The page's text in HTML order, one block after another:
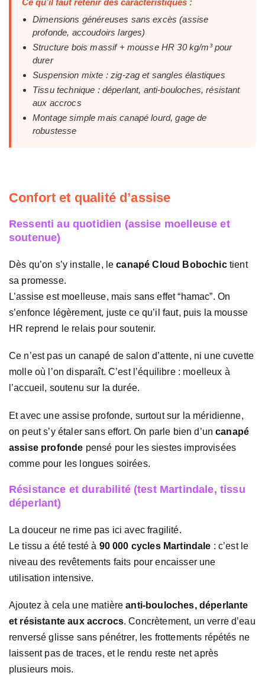
Ce qu’il faut retenir des caractéristiques :
Dimensions généreuses sans excès (assise
profonde, accoudoirs larges)
Structure bois massif + mousse HR 30 kg/m³ pour
durer
Suspension mixte : zig-zag et sangles élastiques
Tissu technique : déperlant, anti-bouloches, résistant
aux accrocs
Montage simple mais canapé lourd, gage de
robustesse
Confort et qualité d’assise
Ressenti au quotidien (assise moelleuse et
soutenue)
Dès qu’on s’y installe, lecanapé Cloud Bobochictient
sa promesse.
L’assise est moelleuse, mais sans effet “hamac”. On
s’enfonce légèrement, juste ce qu’il faut, puis la mousse
HR reprend le relais pour soutenir.
Ce n’est pas un canapé de salon d’attente, ni une cuvette
molle où l’on disparaît. C’est l’équilibre : moelleux à
l’accueil, soutenu sur la durée.
Et avec une assise profonde, surtout sur la méridienne,
on peut s’y étaler sans effort. On parle bien d’uncanapé
assise profonde pensé pour les siestes improvisées
comme pour les longues soirées.
Résistance et durabilité (test Martindale, tissu
déperlant)
La douceur ne rime pas ici avec fragilité.
Le tissu a été testé à 90 000 cycles Martindale : c’est le
niveau des revêtements faits pour encaisser une
utilisation intensive.
Ajoutez à cela une matièreanti-bouloches, déperlante
et résistante aux accrocs. Concrètement, un verre d’eau
renversé glisse sans pénétrer, les frottements répétés ne
laissent pas de traces, et le rendu reste net après
plusieurs mois.